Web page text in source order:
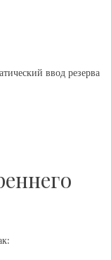
ввод резерва